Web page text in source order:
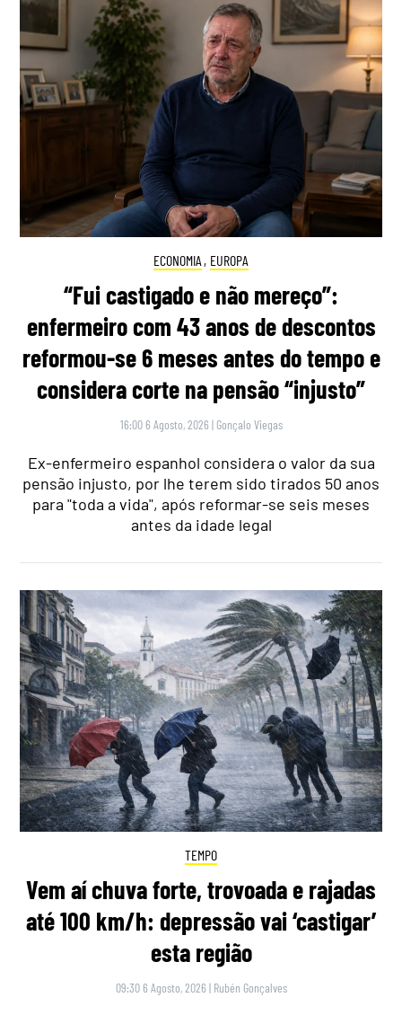
ECONOMIA , EUROPA
“Fui castigado e não mereço”:
enfermeiro com 43 anos de descontos
reformou-se 6 meses antes do tempo e
considera corte na pensão “injusto”
16:00 6 Agosto, 2026 | Gonçalo Viegas
Ex-enfermeiro espanhol considera o valor da sua
pensão injusto, por lhe terem sido tirados 50 anos
para "toda a vida", após reformar-se seis meses
antes da idade legal
TEMPO
Vem aí chuva forte, trovoada e rajadas
até 100 km/h: depressão vai ‘castigar’
esta região
09:30 6 Agosto, 2026 | Rubén Gonçalves